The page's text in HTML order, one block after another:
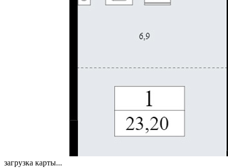
загрузка карты...